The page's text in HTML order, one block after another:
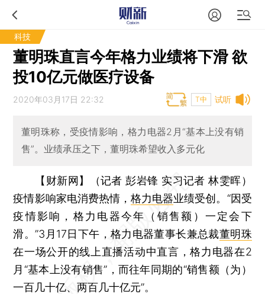
科技
董明珠直言今年格力业绩将下滑 欲
投10亿元做医疗设备
试听
2020年03月17日 22:32 T中
董明珠称，受疫情影响，格力电器2月“基本上没有销
售”。业绩承压之下，董明珠希望收入多元化
【财新网】（记者 彭岩锋 实习记者 林雯晖）
疫情影响家电消费热情， 格力电器业绩受创。“因受
疫情影响，格力电器今年（销售额）一定会下
滑。”3月17日下午，格力电器董事长兼总裁董明珠
在一场公开的线上直播活动中直言，格力电器在2
月“基本上没有销售”，而往年同期的“销售额（为）
一百几十亿、两百几十亿元”。